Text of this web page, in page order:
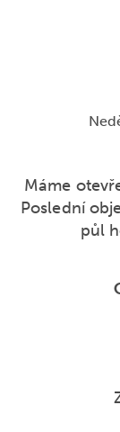
Máme
Poslední
půl